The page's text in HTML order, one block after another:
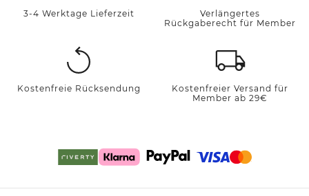
3-4 Werktage Lieferzeit
Verlängertes
Rückgaberecht für Member
Kostenfreie Rücksendung
Kostenfreier Versand für
Member ab 29€